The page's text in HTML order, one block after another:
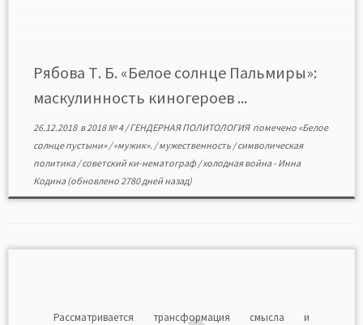
россиянами. Наконец, исследуется, как кинообразы
включаются в современную символическую политику.
Автор показывает, […]
Рябова Т. Б. «Белое солнце Пальмиры»:
маскулинность киногероев ...
26.12.2018в2018 № 4/ГЕНДЕРНАЯ ПОЛИТОЛОГИЯ помечено «Белое
солнце пустыни»/«мужик». /мужественность /символическая
политика/советский ки-нематограф /холодная война- Инна
Кодина(обновлено 2780 дней назад)
Рассматривается трансформация смысла и